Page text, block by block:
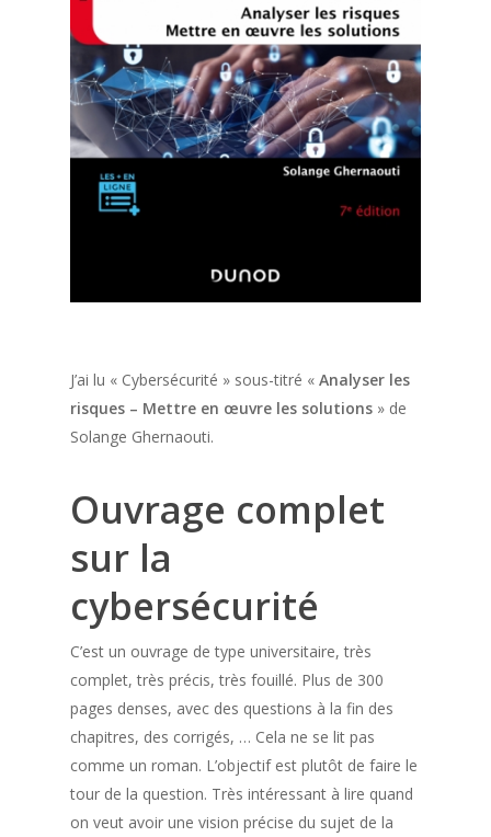
J’ai lu « Cybersécurité » sous-titré « Analyser les
risques – Mettre en œuvre les solutions » de
Solange Ghernaouti.
Ouvrage complet
sur la
cybersécurité
C’est un ouvrage de type universitaire, très
complet, très précis, très fouillé. Plus de 300
pages denses, avec des questions à la fin des
chapitres, des corrigés, … Cela ne se lit pas
comme un roman. L’objectif est plutôt de faire le
tour de la question. Très intéressant à lire quand
on veut avoir une vision précise du sujet de la